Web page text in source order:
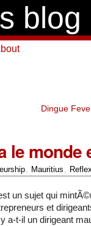
blog
Dingue
le monde
Mauritius
un sujet qui
et
a-t-il un dirigeant